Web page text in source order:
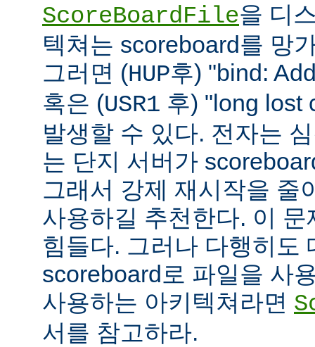
ScoreBoardFile을 디
텍쳐는 scoreboard를 망
그러면 (HUP후) "bind:
혹은 (USR1 후) "long lost
발생할 수 있다. 전자는
는 단지 서버가
그래서 강제 재시작을 줄
사용하길 추천한다. 이
힘들다. 그러나 다행히도
scoreboard로 파일을 사
사용하는 아키텍쳐라면
서를 참고하라.